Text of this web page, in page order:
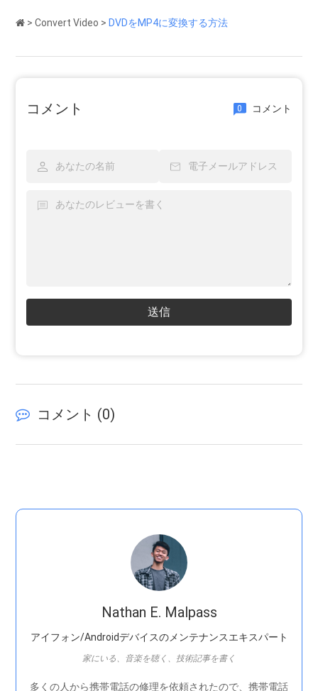
>Convert Video > DVDをMP4に変換する方法
コメント 0 コメント
送信
コメント (0)
Nathan E. Malpass
アイフォン/Androidデバイスのメンテナンスエキスパート
家にいる、音楽を聴く、技術記事を書く
多くの人から携帯電話の修理を依頼されたので、携帯電話